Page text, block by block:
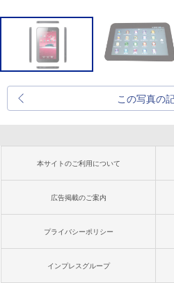
この写真の
本サイトのご利用について
広告掲載のご案内
プライバシーポリシー
インプレスグループ